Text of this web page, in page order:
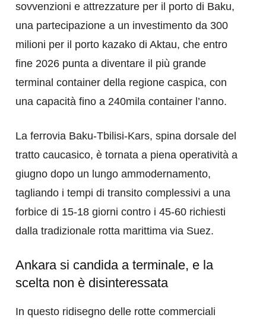
sovvenzioni e attrezzature per il porto di Baku,
una partecipazione a un investimento da 300
milioni per il porto kazako di Aktau, che entro
fine 2026 punta a diventare il più grande
terminal container della regione caspica, con
una capacità fino a 240mila container l’anno.
La ferrovia Baku-Tbilisi-Kars, spina dorsale del
tratto caucasico, è tornata a piena operatività a
giugno dopo un lungo ammodernamento,
tagliando i tempi di transito complessivi a una
forbice di 15-18 giorni contro i 45-60 richiesti
dalla tradizionale rotta marittima via Suez.
Ankara si candida a terminale, e la
scelta non è disinteressata
In questo ridisegno delle rotte commerciali